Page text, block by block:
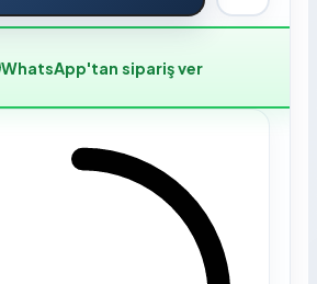
WhatsApp'tan sipariş ver